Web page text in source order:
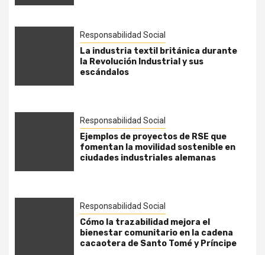
Responsabilidad Social
La industria textil británica durante
la Revolución Industrial y sus
escándalos
Responsabilidad Social
Ejemplos de proyectos de RSE que
fomentan la movilidad sostenible en
ciudades industriales alemanas
Responsabilidad Social
Cómo la trazabilidad mejora el
bienestar comunitario en la cadena
cacaotera de Santo Tomé y Príncipe